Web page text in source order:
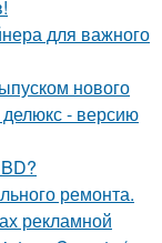
для важного
нового
- версию
ремонта.
рекламной